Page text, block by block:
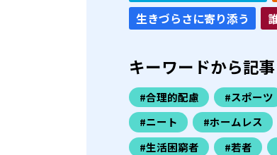
生きづらさに寄り添う
キーワードから記
#合理的配慮 #スポーツ
#ニート
#ホームレス
#生活困窮者
#若者